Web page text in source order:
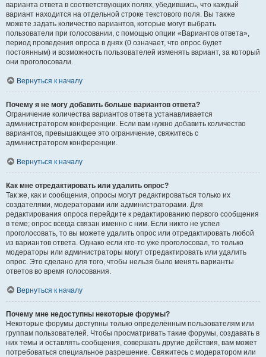
варианта ответа в соответствующих полях, убедившись, что каждый
вариант находится на отдельной строке текстового поля. Вы также
можете задать количество вариантов, которые могут выбрать
пользователи при голосовании, с помощью опции «Вариантов ответа»,
период проведения опроса в днях (0 означает, что опрос будет
постоянным) и возможность пользователей изменять вариант, за который
они проголосовали.
Вернуться к началу
Почему я не могу добавить больше вариантов ответа?
Ограничение количества вариантов ответа устанавливается
администратором конференции. Если вам нужно добавить количество
вариантов, превышающее это ограничение, свяжитесь с
администратором конференции.
Вернуться к началу
Как мне отредактировать или удалить опрос?
Так же, как и сообщения, опросы могут редактироваться только их
создателями, модераторами или администраторами. Для
редактирования опроса перейдите к редактированию первого сообщения
в теме; опрос всегда связан именно с ним. Если никто не успел
проголосовать, то вы можете удалить опрос или отредактировать любой
из вариантов ответа. Однако если кто-то уже проголосовал, то только
модераторы или администраторы могут отредактировать или удалить
опрос. Это сделано для того, чтобы нельзя было менять варианты
ответов во время голосования.
Вернуться к началу
Почему мне недоступны некоторые форумы?
Некоторые форумы доступны только определённым пользователям или
группам пользователей. Чтобы просматривать такие форумы, создавать в
них темы и оставлять сообщения, совершать другие действия, вам может
потребоваться специальное разрешение. Свяжитесь с модератором или